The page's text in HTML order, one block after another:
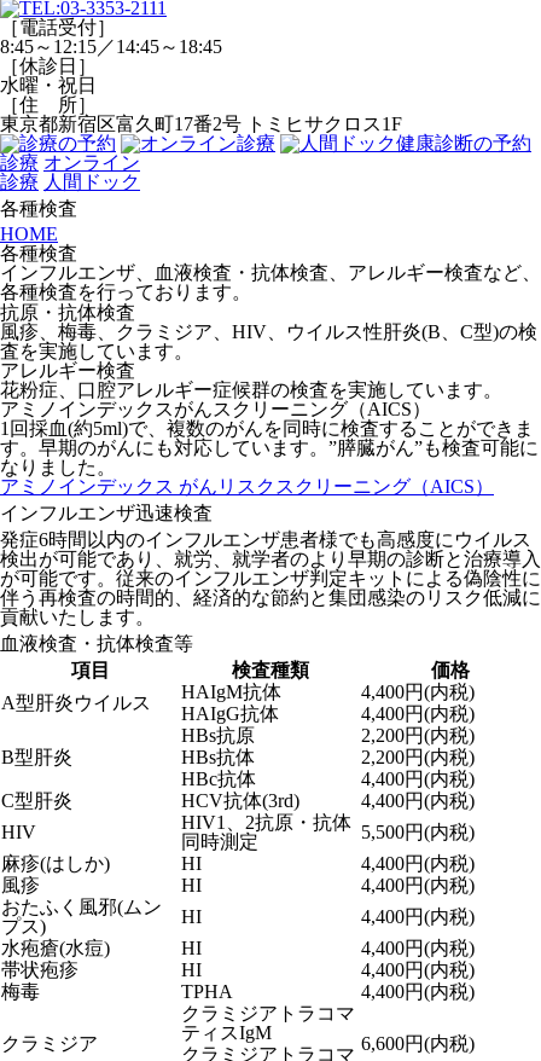
［電話受付］
8:45～12:15／14:45～18:45
［休診日］
水曜・祝日
［住 所］
東京都新宿区富久町17番2号 トミヒサクロス1F
診療 オンライン
診療 人間ドック
各種検査
HOME
各種検査
インフルエンザ、血液検査・抗体検査、アレルギー検査など、
各種検査を行っております。
抗原・抗体検査
風疹、梅毒、クラミジア、HIV、ウイルス性肝炎(B、C型)の検
査を実施しています。
アレルギー検査
花粉症、口腔アレルギー症候群の検査を実施しています。
アミノインデックスがんスクリーニング（AICS）
1回採血(約5ml)で、複数のがんを同時に検査することができま
す。早期のがんにも対応しています。”膵臓がん”も検査可能に
なりました。
アミノインデックス がんリスクスクリーニング（AICS）
インフルエンザ迅速検査
発症6時間以内のインフルエンザ患者様でも高感度にウイルス
検出が可能であり、就労、就学者のより早期の診断と治療導入
が可能です。従来のインフルエンザ判定キットによる偽陰性に
伴う再検査の時間的、経済的な節約と集団感染のリスク低減に
貢献いたします。
血液検査・抗体検査等
項目
検査種類
価格
A型肝炎ウイルス
HAIgM抗体
4,400円(内税)
HAIgG抗体
4,400円(内税)
B型肝炎
HBs抗原
2,200円(内税)
HBs抗体
2,200円(内税)
HBc抗体
4,400円(内税)
C型肝炎
HCV抗体(3rd)
4,400円(内税)
HIV
HIV1、2抗原・抗体
同時測定
5,500円(内税)
麻疹(はしか)
HI
4,400円(内税)
風疹
HI
4,400円(内税)
おたふく風邪(ムン
プス)
HI
4,400円(内税)
水疱瘡(水痘)
HI
4,400円(内税)
帯状疱疹
HI
4,400円(内税)
梅毒
TPHA 4,400円(内税)
クラミジア
クラミジアトラコマ
ティスIgM
6,600円(内税)
クラミジアトラコマ